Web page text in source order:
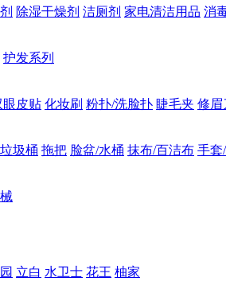
除湿干燥剂 洁厕剂 家电清洁用品 消
护发系列
眼皮贴 化妆刷 粉扑/洗脸扑 睫毛夹 修眉
垃圾桶 拖把 脸盆/水桶 抹布/百洁布 手套
立白 水卫士 花王 柚家